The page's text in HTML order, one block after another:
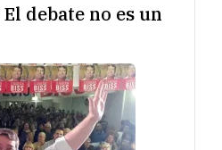
debate no es un